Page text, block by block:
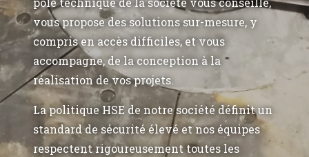
vous propose des solutions sur-mesure, y
compris en accès difficiles, et vous
accompagne, de la conception à la
réalisation de vos projets.
La politique HSE de notre société définit un
standard de sécurité élevé et nos équipes
respectent rigoureusement toutes les